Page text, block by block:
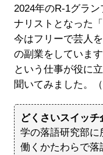
2024年のR-1グラ
ナリストとなった
今はフリーで芸人
の副業をしていま
という仕事が役に
聞いてみました。
どくさいスイッチ
学の落語研究部に
働くかたわらで